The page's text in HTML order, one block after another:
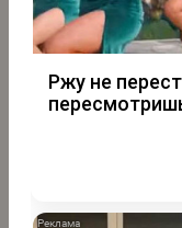
Ржу не